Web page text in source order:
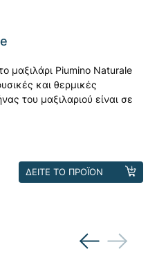
μαξιλάρι Piumino Naturale
και θερμικές
του μαξιλαριού είναι σε
ΔΕΙΤΕ ΤΟ ΠΡΟΪΟΝ